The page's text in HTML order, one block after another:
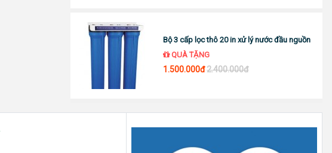
Bộ 3 cấp lọc thô 20 in xử lý nước đầu nguồn
QUÀ TẶNG
1.500.000đ2.400.000đ